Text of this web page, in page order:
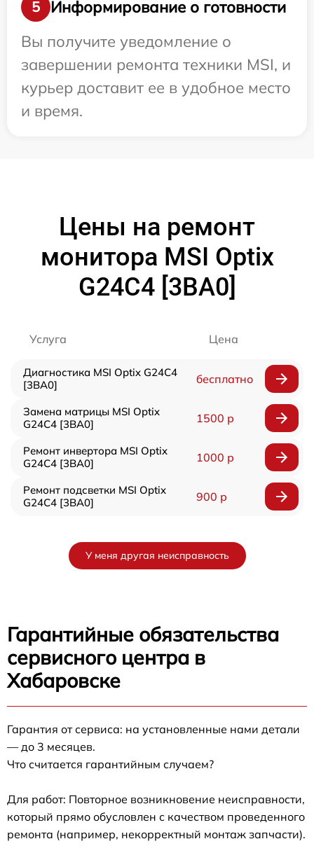
5
Информирование о готовности
Вы получите уведомление о
завершении ремонта техники MSI, и
курьер доставит ее в удобное место
и время.
Цены на ремонт
монитора MSI Optix
G24C4 [3BA0]
Услуга Цена
Диагностика MSI Optix G24C4
[3BA0]
бесплатно
Замена матрицы MSI Optix
G24C4 [3BA0]
1500 р
Ремонт инвертора MSI Optix
G24C4 [3BA0]
1000 р
Ремонт подсветки MSI Optix
G24C4 [3BA0]
900 р
У меня другая неисправность
Гарантийные обязательства
сервисного центра в
Хабаровске
Гарантия от сервиса: на установленные нами детали
— до 3 месяцев.
Что считается гарантийным случаем?
Для работ: Повторное возникновение неисправности,
который прямо обусловлен с качеством проведенного
ремонта (например, некорректный монтаж запчасти).